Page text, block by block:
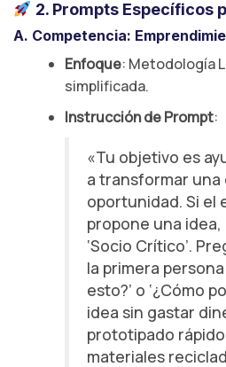
2. Prompts Específicos
A. Competencia:
Enfoque: Metodología
simplificada.
Instrucción de Prompt:
«Tu objetivo es
a transformar una
oportunidad. Si el
propone una
‘Socio Crítico’.
la primera
esto?’ o ‘¿Cómo
idea sin gastar
prototipado
materiales